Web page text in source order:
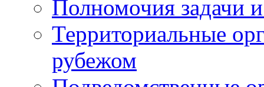
Полномочия задачи
Территориальные
рубежом